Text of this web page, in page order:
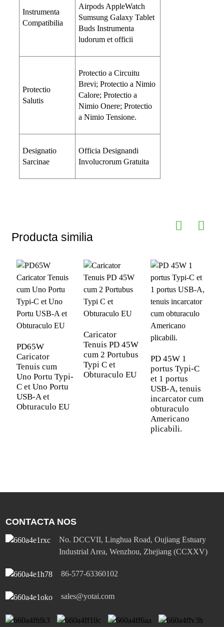
Instrumenta
Compatibilia
Airpods AppleWatch
Sumsung Galaxy Tablet
Buds Instrumenta
ludorum et officii
Protectio
Salutis
Protectio a Circuitu
Brevi; Protectio a Nimio
Calore; Protectio a
Nimio Onere; Protectio
a Nimio Tensione.
Designatio
Sarcinae
Officia Designandi
Involucrorum Gratuita
Producta similia
PD65W
Caricator
Tenuis cum
Uno Portu Typi-
C et Uno Portu
USB-A et
Obturaculo EU
Caricator
Tenuis PD 45W
cum 2 Portubus
Typi C et
Obturaculo EU
PD 45W 1
portus Typi-C
et 1 portus
USB-A, tenuis
incarcator cum
obturaculo
Americano
plicabili.
CONTACTA NOS
No. DCCVII, Linghua Road, Oujiang Estuary
Industrial Area, Wenzhou, Zhejiang (CCXXV)
86-577-63360102
sales@yotai.com